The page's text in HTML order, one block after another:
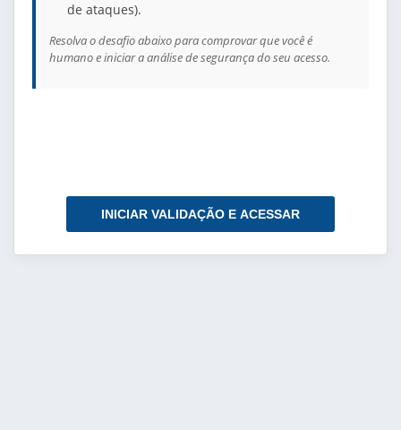
de ataques).
Resolva o desafio abaixo para comprovar que você é
humano e iniciar a análise de segurança do seu acesso.
INICIAR VALIDAÇÃO E ACESSAR